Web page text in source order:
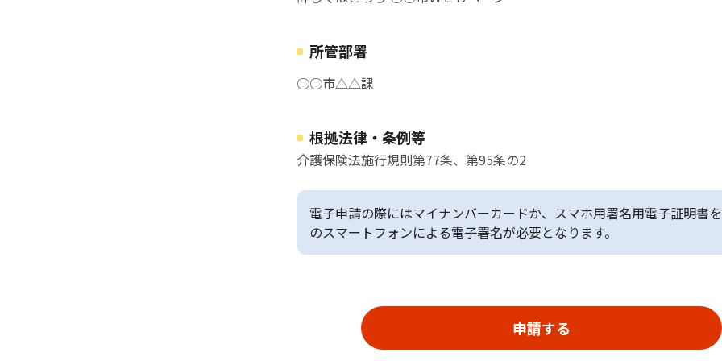
所管部署
○○市△△課
根拠法律・条例等
介護保険法施行規則第77条、第95条の2
電子申請の際にはマイナンバーカードか、スマホ用署名用電子証明書
のスマートフォンによる電子署名が必要となります。